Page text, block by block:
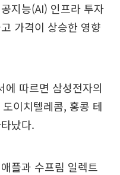
지능(AI) 인프라 투자
가격이 상승한 영향
에 따르면 삼성전자의
이치텔레콤, 홍콩 테
났다.
플과 수프림 일렉트